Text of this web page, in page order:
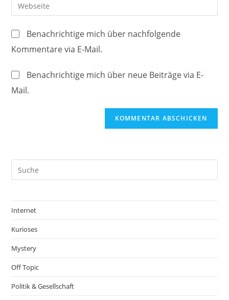
zum
ein
Mail-
zum
Kommentieren
deine
Website-
URL
ein
Benachrichtige mich über nachfolgende
Kommentare via E-Mail.
Benachrichtige mich über neue Beiträge via E-
Mail.
Internet
Kurioses
Mystery
Off Topic
Politik & Gesellschaft